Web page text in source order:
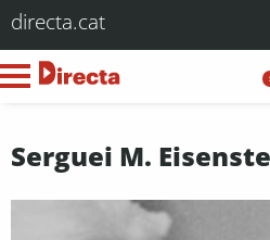
directa.cat
Serguei M.